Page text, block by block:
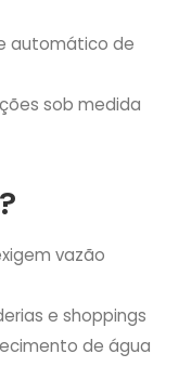
automático de
sob medida
vazão
e shoppings
de água